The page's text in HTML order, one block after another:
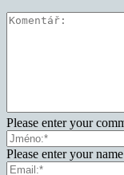
Please enter your
Please enter your